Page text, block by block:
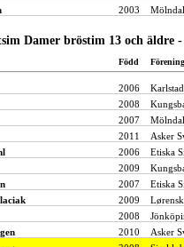
2003
Damer bröstim 13 och äldre
Född Förening
2006
2008
2007
2011
Asker
2006
Etiska
2009
2007
Etiska
2009
2008
2010
Asker